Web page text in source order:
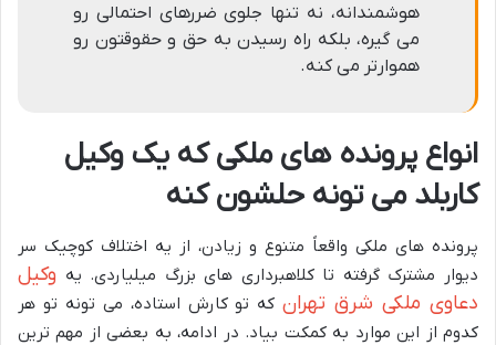
هوشمندانه، نه تنها جلوی ضررهای احتمالی رو
می گیره، بلکه راه رسیدن به حق و حقوقتون رو
هموارتر می کنه.
انواع پرونده های ملکی که یک وکیل
کاربلد می تونه حلشون کنه
پرونده های ملکی واقعاً متنوع و زیادن، از یه اختلاف کوچیک سر
دیوار مشترک گرفته تا کلاهبرداری های بزرگ میلیاردی. یه وکیل
دعاوی ملکی شرق تهرانکه تو کارش استاده، می تونه تو هر
کدوم از این موارد به کمکت بیاد. در ادامه، به بعضی از مهم ترین